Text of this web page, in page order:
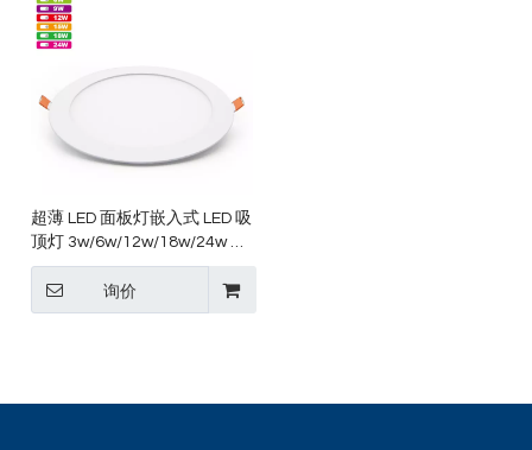
超薄 LED 面板灯嵌入式 LED 吸
顶灯 3w/6w/12w/18w/24w 超
薄面板灯
询价